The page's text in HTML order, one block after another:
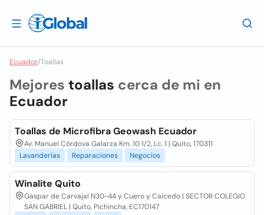
Ecuador/Toallas
Mejores toallas cerca de mi en
Ecuador
Toallas de Microfibra Geowash Ecuador
Av. Manuel Córdova Galarza Km. 10 1/2, Lc. 1 | Quito, 170311
Lavanderías
Reparaciones Negocios
Winalite Quito
Gaspar de Carvajal N30-44 y Cuero y Caicedo | SECTOR COLEGIO
SAN GABRIEL | Quito, Pichincha, EC170147